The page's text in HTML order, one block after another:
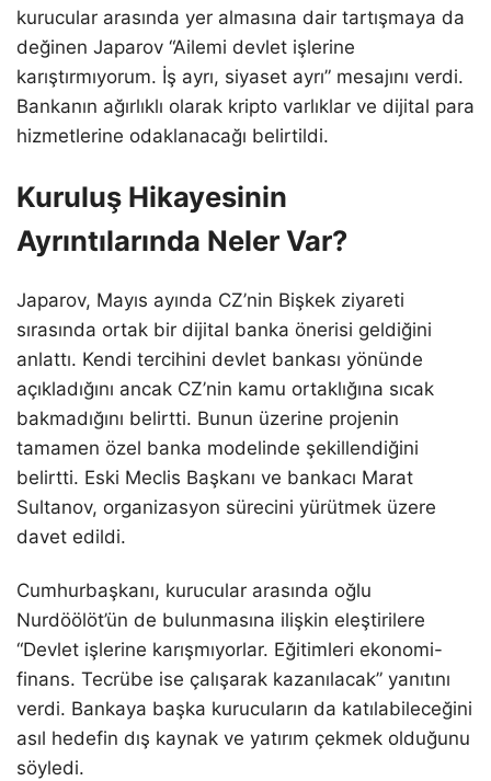
kurucular arasında yer almasına dair tartışmaya da
değinen Japarov “Ailemi devlet işlerine
karıştırmıyorum. İş ayrı, siyaset ayrı” mesajını verdi.
Bankanın ağırlıklı olarak kripto varlıklar ve dijital para
hizmetlerine odaklanacağı belirtildi.
Kuruluş Hikayesinin
Ayrıntılarında Neler Var?
Japarov, Mayıs ayında CZ’nin Bişkek ziyareti
sırasında ortak bir dijital banka önerisi geldiğini
anlattı. Kendi tercihini devlet bankası yönünde
açıkladığını ancak CZ’nin kamu ortaklığına sıcak
bakmadığını belirtti. Bunun üzerine projenin
tamamen özel banka modelinde şekillendiğini
belirtti. Eski Meclis Başkanı ve bankacı Marat
Sultanov, organizasyon sürecini yürütmek üzere
davet edildi.
Cumhurbaşkanı, kurucular arasında oğlu
Nurdöölöt’ün de bulunmasına ilişkin eleştirilere
“Devlet işlerine karışmıyorlar. Eğitimleri ekonomi-
finans. Tecrübe ise çalışarak kazanılacak” yanıtını
verdi. Bankaya başka kurucuların da katılabileceğini
asıl hedefin dış kaynak ve yatırım çekmek olduğunu
söyledi.